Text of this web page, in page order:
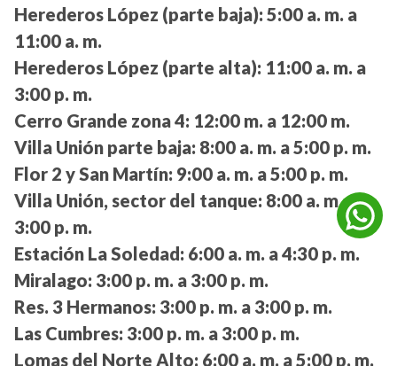
Herederos López (parte baja): 5:00 a. m. a
11:00 a. m.
Herederos López (parte alta): 11:00 a. m. a
3:00 p. m.
Cerro Grande zona 4: 12:00 m. a 12:00 m.
Villa Unión parte baja: 8:00 a. m. a 5:00 p. m.
Flor 2 y San Martín: 9:00 a. m. a 5:00 p. m.
Villa Unión, sector del tanque: 8:00 a. m. a
3:00 p. m.
Estación La Soledad: 6:00 a. m. a 4:30 p. m.
Miralago: 3:00 p. m. a 3:00 p. m.
Res. 3 Hermanos: 3:00 p. m. a 3:00 p. m.
Las Cumbres: 3:00 p. m. a 3:00 p. m.
Lomas del Norte Alto: 6:00 a. m. a 5:00 p. m.